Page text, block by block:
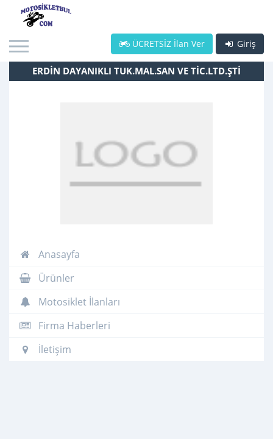
Giriş
ÜCRETSİZ İlan Ver
ERDİN DAYANIKLI TUK.MAL.SAN VE TİC.LTD.ŞTİ
Anasayfa
Ürünler
Motosiklet İlanları
Firma Haberleri
İletişim